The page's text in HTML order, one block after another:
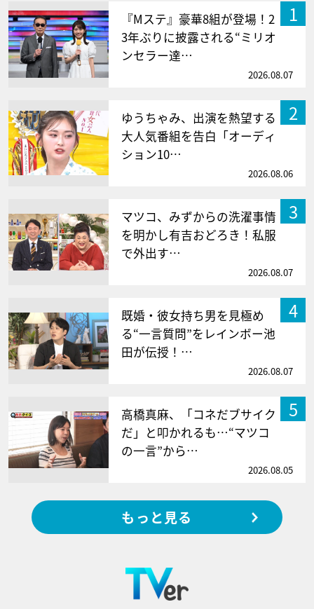
1
『Mステ』豪華8組が登場！2
3年ぶりに披露される“ミリオ
ンセラー達…
2026.08.07
2
ゆうちゃみ、出演を熱望する
大人気番組を告白「オーディ
ション10…
2026.08.06
3
マツコ、みずからの洗濯事情
を明かし有吉おどろき！私服
で外出す…
2026.08.07
4
既婚・彼女持ち男を見極め
る“一言質問”をレインボー池
田が伝授！…
2026.08.07
5
高橋真麻、「コネだブサイク
だ」と叩かれるも…“マツコ
の一言”から…
2026.08.05
もっと見る